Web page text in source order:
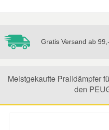
Gratis Versand ab
Meistgekaufte Pralldämpfer
den
Kia Ersatzteile
Mazda Ersatzteile